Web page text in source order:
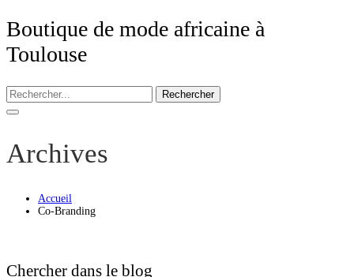
Boutique de mode africaine à
Toulouse
Rechercher
Archives
Accueil
Co-Branding
Chercher dans le blog